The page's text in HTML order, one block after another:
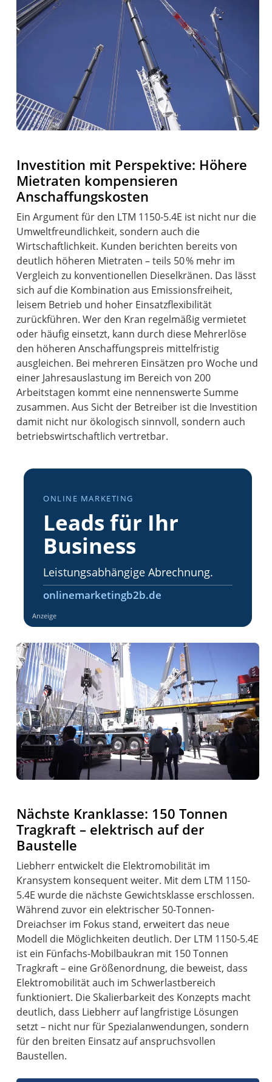
Investition mit Perspektive: Höhere
Mietraten kompensieren
Anschaffungskosten
Ein Argument für den LTM 1150-5.4E ist nicht nur die
Umweltfreundlichkeit, sondern auch die
Wirtschaftlichkeit. Kunden berichten bereits von
deutlich höheren Mietraten – teils 50 % mehr im
Vergleich zu konventionellen Dieselkränen. Das lässt
sich auf die Kombination aus Emissionsfreiheit,
leisem Betrieb und hoher Einsatzflexibilität
zurückführen. Wer den Kran regelmäßig vermietet
oder häufig einsetzt, kann durch diese Mehrerlöse
den höheren Anschaffungspreis mittelfristig
ausgleichen. Bei mehreren Einsätzen pro Woche und
einer Jahresauslastung im Bereich von 200
Arbeitstagen kommt eine nennenswerte Summe
zusammen. Aus Sicht der Betreiber ist die Investition
damit nicht nur ökologisch sinnvoll, sondern auch
betriebswirtschaftlich vertretbar.
ONLINE MARKETING
Leads für Ihr
Business
Leistungsabhängige Abrechnung.
onlinemarketingb2b.de
Anzeige
Nächste Kranklasse: 150 Tonnen
Tragkraft – elektrisch auf der
Baustelle
Liebherr entwickelt die Elektromobilität im
Kransystem konsequent weiter. Mit dem LTM 1150-
5.4E wurde die nächste Gewichtsklasse erschlossen.
Während zuvor ein elektrischer 50-Tonnen-
Dreiachser im Fokus stand, erweitert das neue
Modell die Möglichkeiten deutlich. Der LTM 1150-5.4E
ist ein Fünfachs-Mobilbaukran mit 150 Tonnen
Tragkraft – eine Größenordnung, die beweist, dass
Elektromobilität auch im Schwerlastbereich
funktioniert. Die Skalierbarkeit des Konzepts macht
deutlich, dass Liebherr auf langfristige Lösungen
setzt – nicht nur für Spezialanwendungen, sondern
für den breiten Einsatz auf anspruchsvollen
Baustellen.